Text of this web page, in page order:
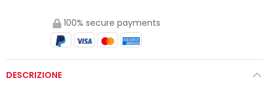
100% secure payments
DESCRIZIONE